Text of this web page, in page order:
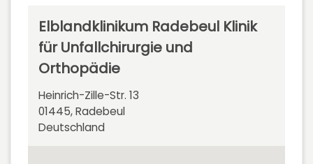
Elblandklinikum Radebeul Klinik
für Unfallchirurgie und
Orthopädie
Heinrich-Zille-Str. 13
01445, Radebeul
Deutschland